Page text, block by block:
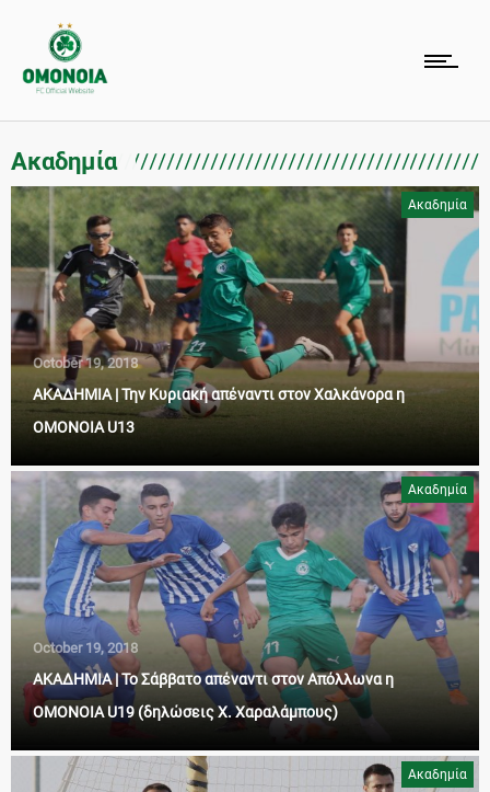
Ακαδημία
Ακαδημία
October 19, 2018
ΑΚΑΔΗΜΙΑ | Την Κυριακή απέναντι στον Χαλκάνορα η
ΟΜΟΝΟΙΑ U13
Ακαδημία
October 19, 2018
ΑΚΑΔΗΜΙΑ | Το Σάββατο απέναντι στον Απόλλωνα η
ΟΜΟΝΟΙΑ U19 (δηλώσεις Χ. Χαραλάμπους)
Ακαδημία